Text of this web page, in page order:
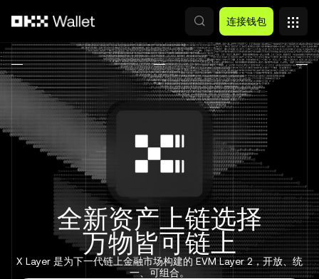
连接钱包
全新资产上链选择
万物皆可链上
X Layer 是为下一代链上金融市场构建的 EVM Layer 2，开放、统
一、可组合。